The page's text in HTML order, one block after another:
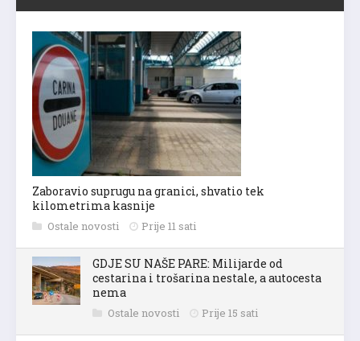
Zaboravio suprugu na granici, shvatio tek
kilometrima kasnije
Ostale novosti Prije 11 sati
GDJE SU NAŠE PARE: Milijarde od
cestarina i trošarina nestale, a autocesta
nema
Ostale novosti Prije 15 sati